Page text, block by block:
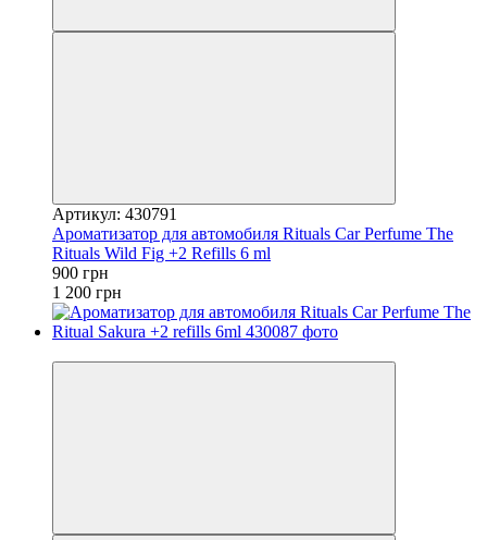
Артикул: 430791
Ароматизатор для автомобиля Rituals ​Car Perfume The
Rituals Wild Fig +2 Refills 6 ml
900 грн
1 200 грн